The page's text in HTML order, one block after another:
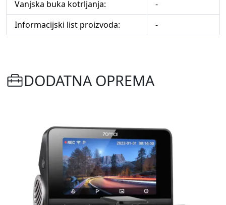
Vanjska buka kotrljanja:
-
Informacijski list proizvoda:
-
DODATNA OPREMA